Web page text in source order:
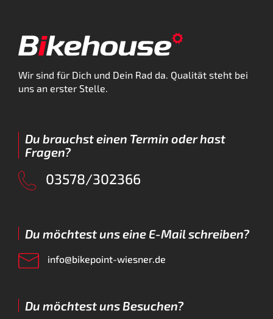
Wir sind für Dich und Dein Rad da. Qualität steht bei
uns an erster Stelle.
Du brauchst einen Termin oder hast
Fragen?
03578/302366
Du möchtest uns eine E-Mail schreiben?
info@bikepoint-wiesner.de
Du möchtest uns Besuchen?